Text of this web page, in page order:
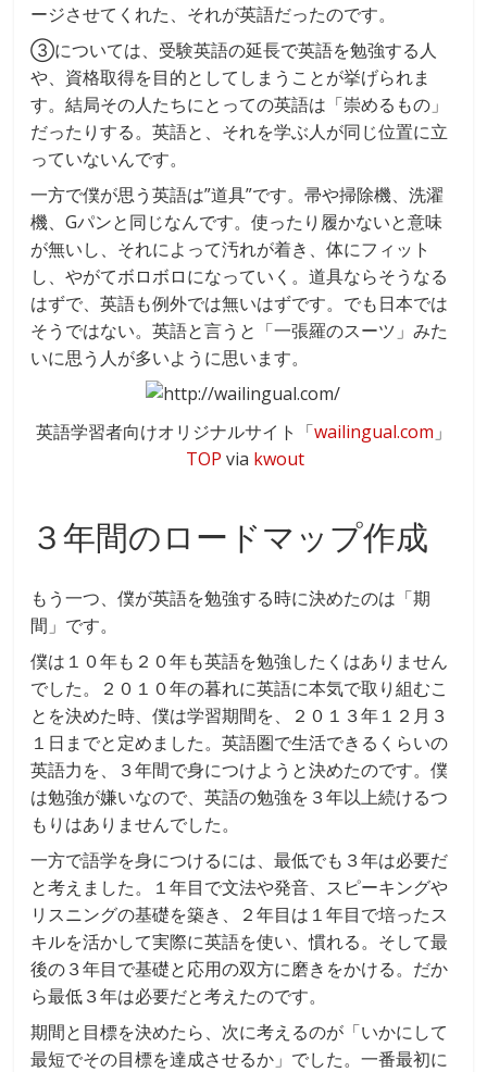
ージさせてくれた、それが英語だったのです。
③については、受験英語の延長で英語を勉強する人
や、資格取得を目的としてしまうことが挙げられま
す。結局その人たちにとっての英語は「崇めるもの」
だったりする。英語と、それを学ぶ人が同じ位置に立
っていないんです。
一方で僕が思う英語は”道具”です。帚や掃除機、洗濯
機、Gパンと同じなんです。使ったり履かないと意味
が無いし、それによって汚れが着き、体にフィット
し、やがてボロボロになっていく。道具ならそうなる
はずで、英語も例外では無いはずです。でも日本では
そうではない。英語と言うと「一張羅のスーツ」みた
いに思う人が多いように思います。
英語学習者向けオリジナルサイト「wailingual.com 」
TOP via kwout
３年間のロードマップ作成
もう一つ、僕が英語を勉強する時に決めたのは「期
間」です。
僕は１０年も２０年も英語を勉強したくはありません
でした。２０１０年の暮れに英語に本気で取り組むこ
とを決めた時、僕は学習期間を、２０１３年１２月３
１日までと定めました。英語圏で生活できるくらいの
英語力を、３年間で身につけようと決めたのです。僕
は勉強が嫌いなので、英語の勉強を３年以上続けるつ
もりはありませんでした。
一方で語学を身につけるには、最低でも３年は必要だ
と考えました。１年目で文法や発音、スピーキングや
リスニングの基礎を築き、２年目は１年目で培ったス
キルを活かして実際に英語を使い、慣れる。そして最
後の３年目で基礎と応用の双方に磨きをかける。だか
ら最低３年は必要だと考えたのです。
期間と目標を決めたら、次に考えるのが「いかにして
最短でその目標を達成させるか」でした。一番最初に